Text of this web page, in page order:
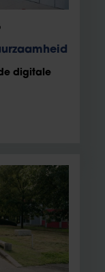
digitale